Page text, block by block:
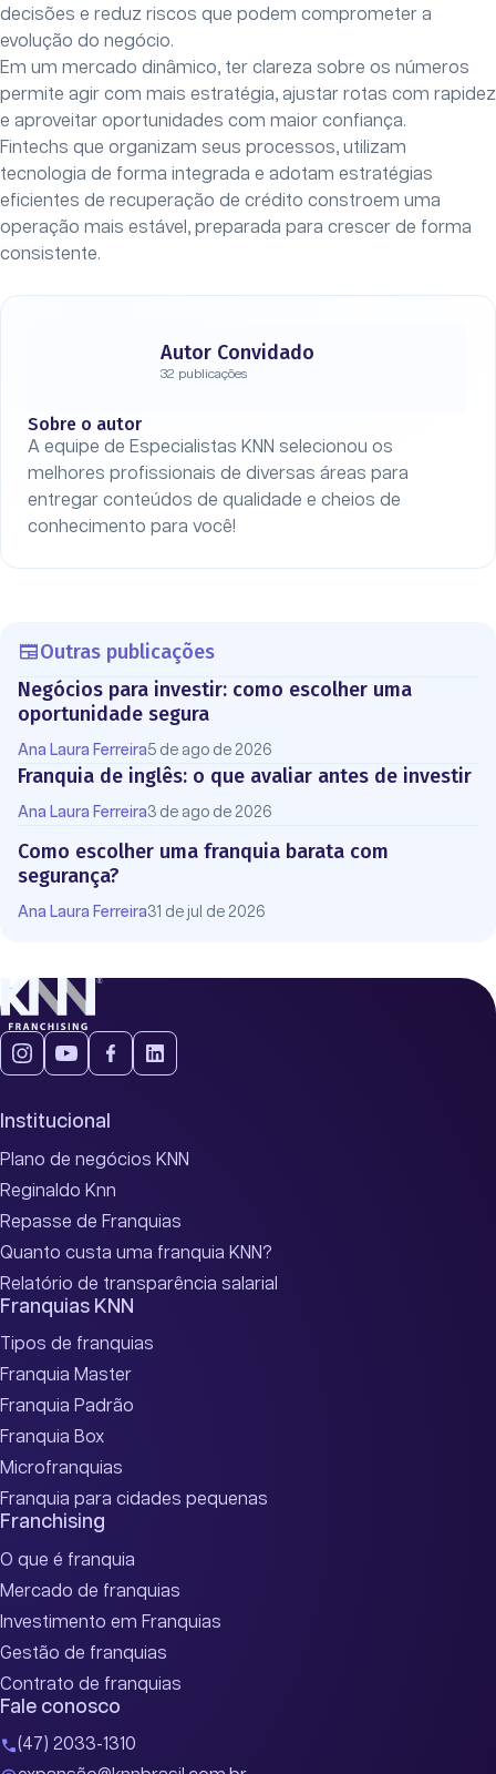
decisões e reduz riscos que podem comprometer a
evolução do negócio.
Em um mercado dinâmico, ter clareza sobre os números
permite agir com mais estratégia, ajustar rotas com rapidez
e aproveitar oportunidades com maior confiança.
Fintechs que organizam seus processos, utilizam
tecnologia de forma integrada e adotam estratégias
eficientes de recuperação de crédito constroem uma
operação mais estável, preparada para crescer de forma
consistente.
Autor Convidado
32 publicações
Sobre o autor
A equipe de Especialistas KNN selecionou os
melhores profissionais de diversas áreas para
entregar conteúdos de qualidade e cheios de
conhecimento para você!
Outras publicações
Negócios para investir: como escolher uma
oportunidade segura
Ana Laura Ferreira5 de ago de 2026
Franquia de inglês: o que avaliar antes de investir
Ana Laura Ferreira3 de ago de 2026
Como escolher uma franquia barata com
segurança?
Ana Laura Ferreira31 de jul de 2026
Institucional
Plano de negócios KNN
Reginaldo Knn
Repasse de Franquias
Quanto custa uma franquia KNN?
Relatório de transparência salarial
Franquias KNN
Tipos de franquias
Franquia Master
Franquia Padrão
Franquia Box
Microfranquias
Franquia para cidades pequenas
Franchising
O que é franquia
Mercado de franquias
Investimento em Franquias
Gestão de franquias
Contrato de franquias
Fale conosco
(47) 2033-1310